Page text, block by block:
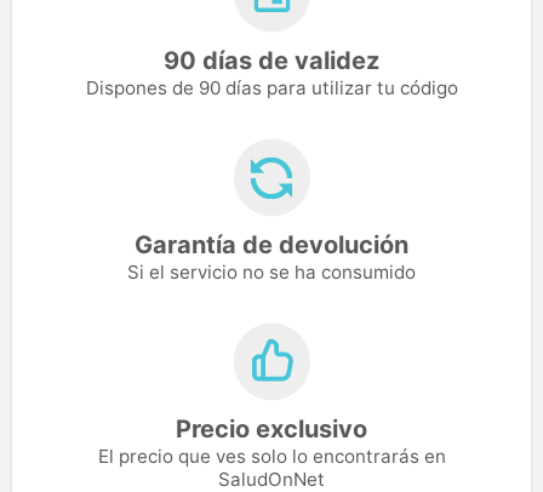
90 días de validez
Dispones de 90 días para utilizar tu código
Garantía de devolución
Si el servicio no se ha consumido
Precio exclusivo
El precio que ves solo lo encontrarás en
SaludOnNet